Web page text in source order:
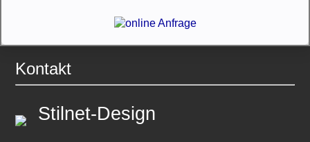
Kontakt
Stilnet-Design